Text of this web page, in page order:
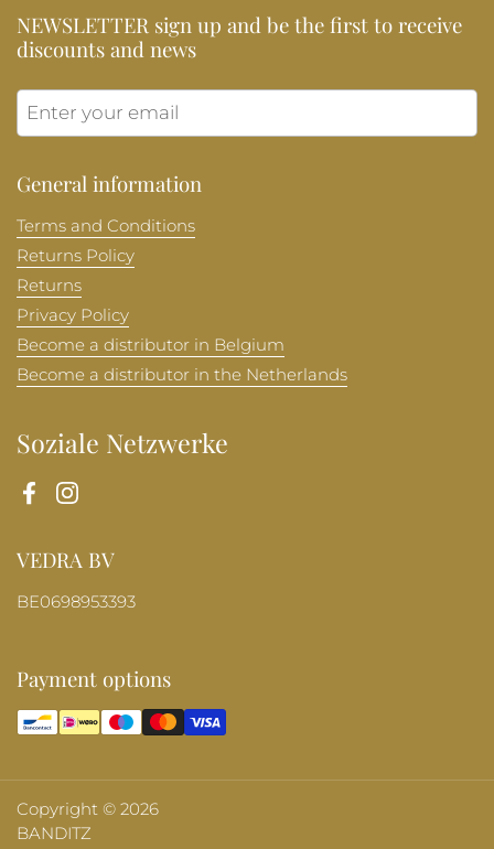
NEWSLETTER sign up and be the first to receive
discounts and news
General information
Terms and Conditions
Returns Policy
Returns
Privacy Policy
Become a distributor in Belgium
Become a distributor in the Netherlands
Soziale Netzwerke
FacebookInstagram
VEDRA BV
BE0698953393
Payment options
Copyright © 2026
BANDITZ